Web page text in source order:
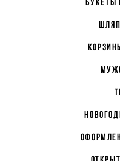
букеты